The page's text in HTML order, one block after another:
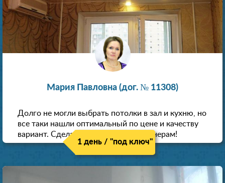
Мария Павловна (дог. № 11308)
Долго не могли выбрать потолки в зал и кухню, но
все таки нашли оптимальный по цене и качеству
вариант. Сделали скидку как пенсионерам!
1 день / "под ключ"